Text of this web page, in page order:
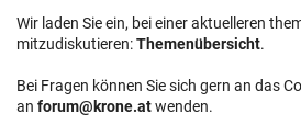
Wir laden Sie ein, bei einer aktuelleren
mitzudiskutieren:Themenübersicht.
Bei Fragen können Sie sich gern an das
an forum@krone.atwenden.